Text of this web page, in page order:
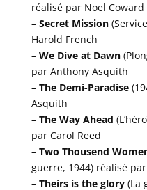
réalisé par Noel Coward
– Secret Mission
Harold French
– We Dive at Dawn
par Anthony Asquith
– The Demi-Paradise
Asquith
– The Way Ahead
par Carol Reed
– Two Thousend
guerre, 1944) réalisé
– Theirs is the glory(La